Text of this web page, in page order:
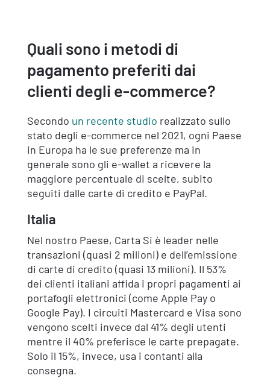
Quali sono i metodi di
pagamento preferiti dai
clienti degli e-commerce?
Secondo un recente studio realizzato sullo
stato degli e-commerce nel 2021, ogni Paese
in Europa ha le sue preferenze ma in
generale sono gli e-wallet a ricevere la
maggiore percentuale di scelte, subito
seguiti dalle carte di credito e PayPal.
Italia
Nel nostro Paese, Carta Si è leader nelle
transazioni (quasi 2 milioni) e dell’emissione
di carte di credito (quasi 13 milioni). Il 53%
dei clienti italiani affida i propri pagamenti ai
portafogli elettronici (come Apple Pay o
Google Pay). I circuiti Mastercard e Visa sono
vengono scelti invece dal 41% degli utenti
mentre il 40% preferisce le carte prepagate.
Solo il 15%, invece, usa i contanti alla
consegna.